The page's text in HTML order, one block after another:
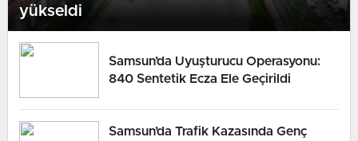
yükseldi
Samsun’da Uyuşturucu Operasyonu:
840 Sentetik Ecza Ele Geçirildi
Samsun’da Trafik Kazasında Genç